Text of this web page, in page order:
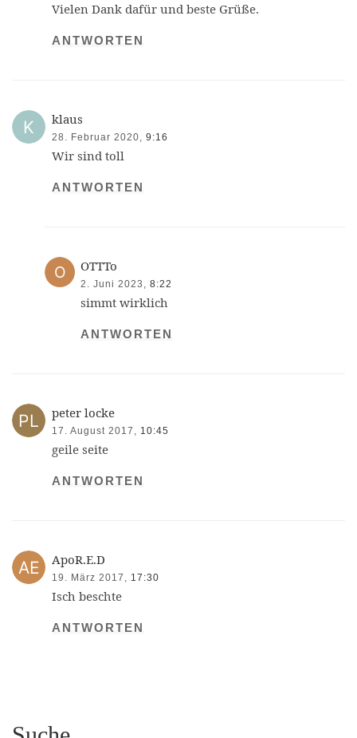
Vielen Dank dafür und beste Grüße.
ANTWORTEN
klaus
28. Februar 2020, 9:16
Wir sind toll
ANTWORTEN
OTTTo
2. Juni 2023, 8:22
simmt wirklich
ANTWORTEN
peter locke
17. August 2017, 10:45
geile seite
ANTWORTEN
ApoR.E.D
19. März 2017, 17:30
Isch beschte
ANTWORTEN